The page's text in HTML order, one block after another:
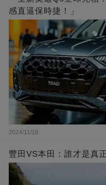
感直逼保時捷！」
2024/11/18
豐田VS本田：誰才是真